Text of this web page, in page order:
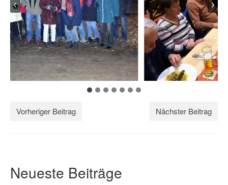
Vorheriger Beitrag Nächster Beitrag
Neueste Beiträge